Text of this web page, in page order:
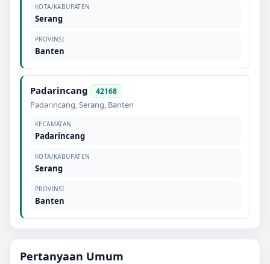
KOTA/KABUPATEN
Serang
PROVINSI
Banten
Padarincang 42168
Padarincang,Serang, Banten
KECAMATAN
Padarincang
KOTA/KABUPATEN
Serang
PROVINSI
Banten
Pertanyaan Umum